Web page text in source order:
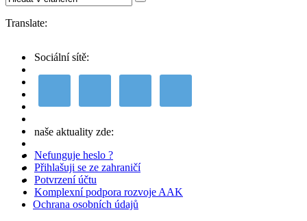
Translate:
Sociální sítě:
naše aktuality zde:
Nefunguje heslo ?
Přihlašuji se ze zahraničí
Potvrzení účtu
Komplexní podpora rozvoje AAK
Ochrana osobních údajů